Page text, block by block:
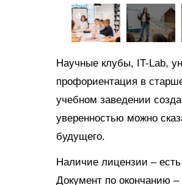
Научные клубы, IT-Lab,
профориентация в
учебном заведении
уверенностью можно
будущего.
Наличие лицензии – есть
Документ по окончанию –